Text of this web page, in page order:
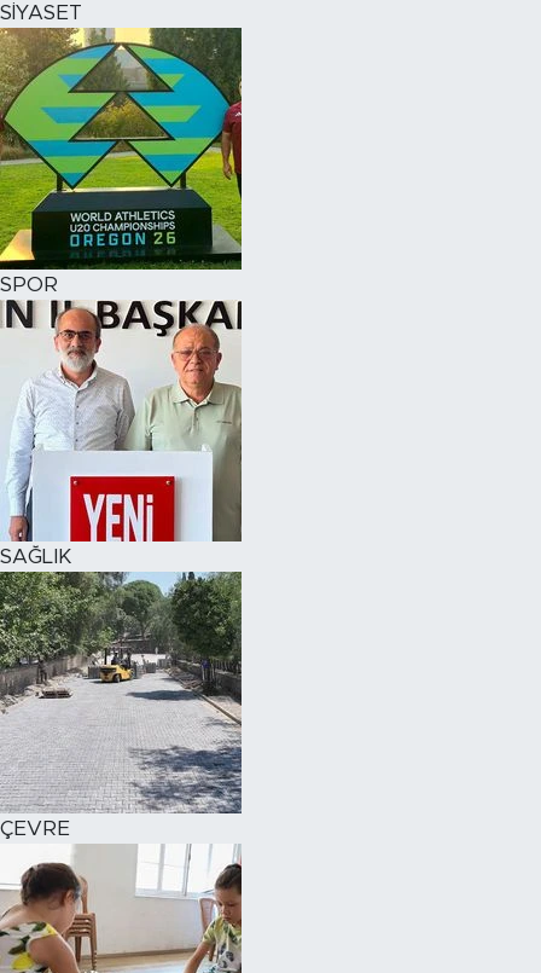
SİYASET
SPOR
SAĞLIK
ÇEVRE